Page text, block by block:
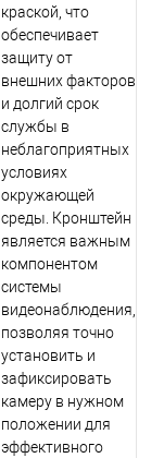
краской, что
обеспечивает
защиту от
внешних факторов
и долгий срок
службы в
неблагоприятных
условиях
окружающей
среды. Кронштейн
является важным
компонентом
системы
видеонаблюдения,
позволяя точно
установить и
зафиксировать
камеру в нужном
положении для
эффективного